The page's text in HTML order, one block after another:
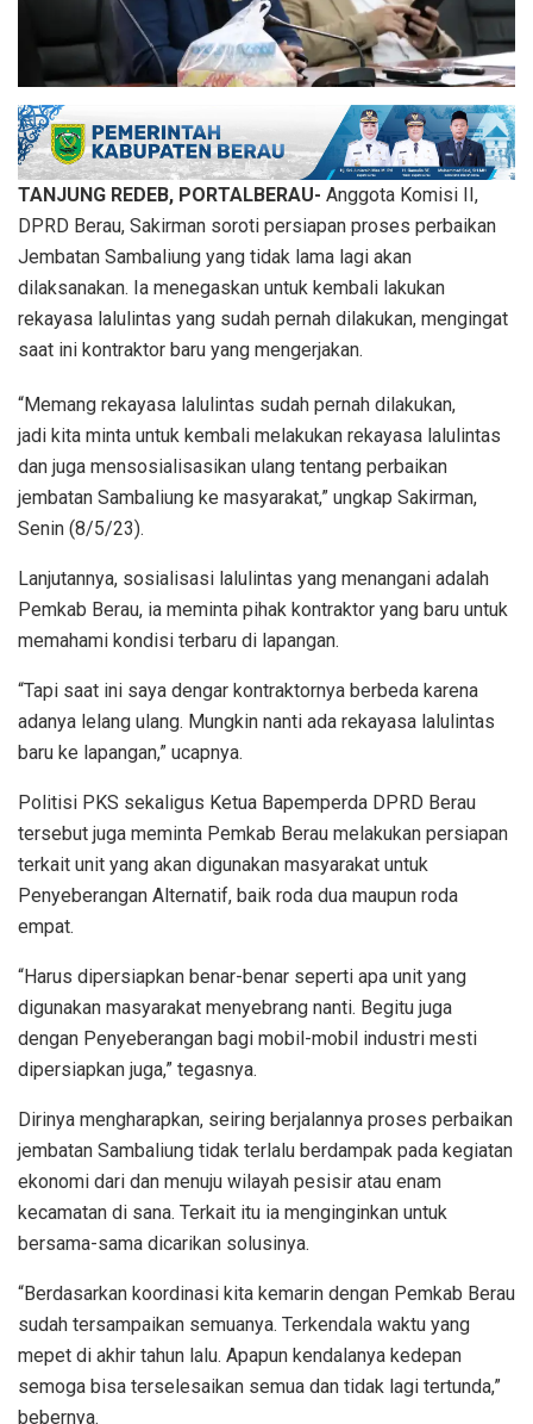
TANJUNG REDEB, PORTALBERAU- Anggota Komisi II,
DPRD Berau, Sakirman soroti persiapan proses perbaikan
Jembatan Sambaliung yang tidak lama lagi akan
dilaksanakan. Ia menegaskan untuk kembali lakukan
rekayasa lalulintas yang sudah pernah dilakukan, mengingat
saat ini kontraktor baru yang mengerjakan.
“Memang rekayasa lalulintas sudah pernah dilakukan,
jadi kita minta untuk kembali melakukan rekayasa lalulintas
dan juga mensosialisasikan ulang tentang perbaikan
jembatan Sambaliung ke masyarakat,” ungkap Sakirman,
Senin (8/5/23).
Lanjutannya, sosialisasi lalulintas yang menangani adalah
Pemkab Berau, ia meminta pihak kontraktor yang baru untuk
memahami kondisi terbaru di lapangan.
“Tapi saat ini saya dengar kontraktornya berbeda karena
adanya lelang ulang. Mungkin nanti ada rekayasa lalulintas
baru ke lapangan,” ucapnya.
Politisi PKS sekaligus Ketua Bapemperda DPRD Berau
tersebut juga meminta Pemkab Berau melakukan persiapan
terkait unit yang akan digunakan masyarakat untuk
Penyeberangan Alternatif, baik roda dua maupun roda
empat.
“Harus dipersiapkan benar-benar seperti apa unit yang
digunakan masyarakat menyebrang nanti. Begitu juga
dengan Penyeberangan bagi mobil-mobil industri mesti
dipersiapkan juga,” tegasnya.
Dirinya mengharapkan, seiring berjalannya proses perbaikan
jembatan Sambaliung tidak terlalu berdampak pada kegiatan
ekonomi dari dan menuju wilayah pesisir atau enam
kecamatan di sana. Terkait itu ia menginginkan untuk
bersama-sama dicarikan solusinya.
“Berdasarkan koordinasi kita kemarin dengan Pemkab Berau
sudah tersampaikan semuanya. Terkendala waktu yang
mepet di akhir tahun lalu. Apapun kendalanya kedepan
semoga bisa terselesaikan semua dan tidak lagi tertunda,”
bebernya.